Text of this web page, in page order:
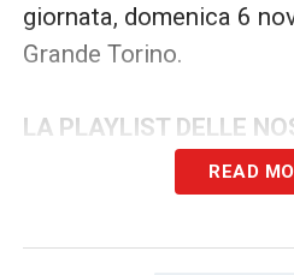
giornata, domenica 6
Grande Torino.
LA PLAYLIST DELLE
READ